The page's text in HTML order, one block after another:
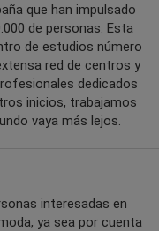
que han impulsado
de personas. Esta
de estudios número
red de centros y
dedicados
inicios, trabajamos
vaya más lejos.
interesadas en
ya sea por cuenta